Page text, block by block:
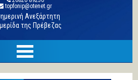
topfonip@otenet.gr
Ανεξάρτητη
της Πρέβεζας